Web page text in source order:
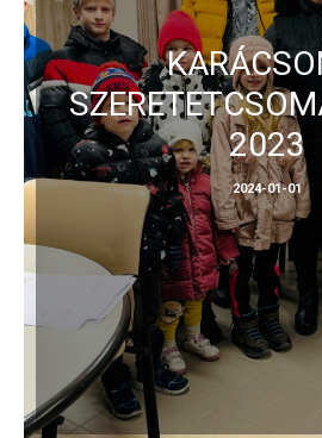
2023
2024-01-01